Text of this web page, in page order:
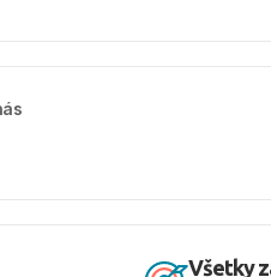
all inclusive ultra, ktorý
rozlievané nápoje sú k
Všetky